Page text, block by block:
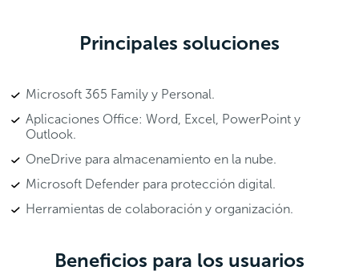
Principales soluciones
Microsoft 365 Family y Personal.
Aplicaciones Office: Word, Excel, PowerPoint y
Outlook.
OneDrive para almacenamiento en la nube.
Microsoft Defender para protección digital.
Herramientas de colaboración y organización.
Beneficios para los usuarios